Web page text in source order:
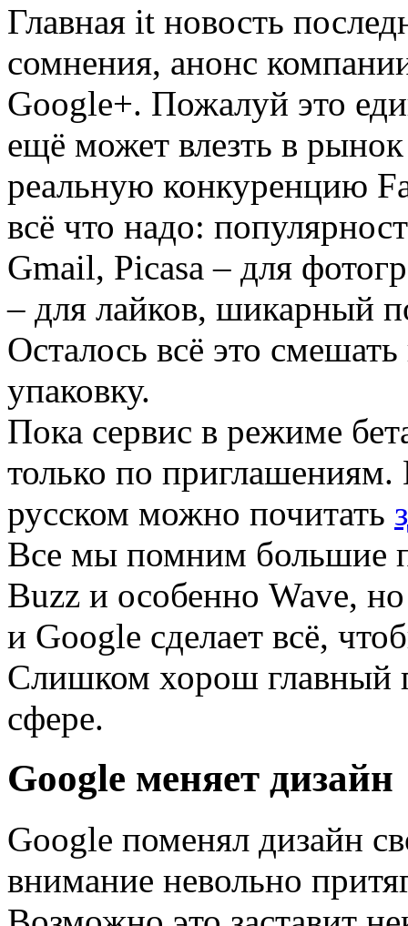
Главная it новость
сомнения, анонс
Google+. Пожалуй это
ещё может влезть в
реальную конкуренцию
всё что надо:
Gmail, Picasa – для
– для лайков, шикарный
Осталось всё это
упаковку.
Пока сервис в режиме
только по
русском можно почитать
Все мы помним большие
Buzz и особенно Wave,
и Google сделает всё,
Слишком хорош главный
сфере.
Google меняет дизайн
Google поменял дизайн
внимание невольно